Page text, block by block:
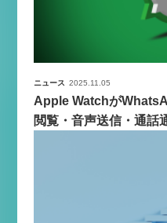
ニュース 2025.11.05
Apple Watchが
閲覧・音声送信・通話